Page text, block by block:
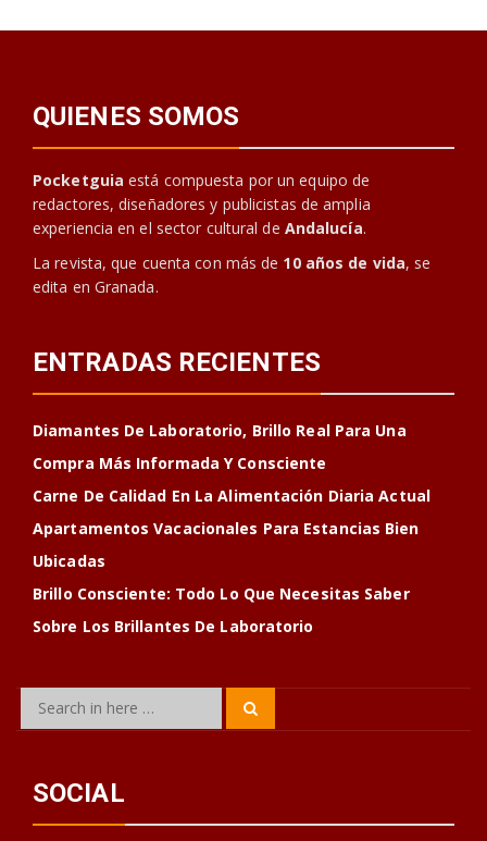
QUIENES SOMOS
Pocketguia está compuesta por un equipo de
redactores, diseñadores y publicistas de amplia
experiencia en el sector cultural de Andalucía.
La revista, que cuenta con más de 10 años de vida, se
edita en Granada.
ENTRADAS RECIENTES
Diamantes De Laboratorio, Brillo Real Para Una
Compra Más Informada Y Consciente
Carne De Calidad En La Alimentación Diaria Actual
Apartamentos Vacacionales Para Estancias Bien
Ubicadas
Brillo Consciente: Todo Lo Que Necesitas Saber
Sobre Los Brillantes De Laboratorio
Search
SOCIAL